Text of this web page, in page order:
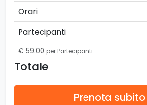
Orari
Partecipanti
€ 59.00 per Partecipanti
Totale
Prenota subito